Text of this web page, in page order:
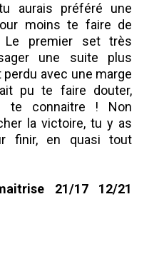
aurais préféré une
moins te faire de
Le premier set très
une suite plus
avec une marge
pu te faire douter,
te connaitre ! Non
la victoire, tu y as
finir, en quasi tout
21/17 12/21